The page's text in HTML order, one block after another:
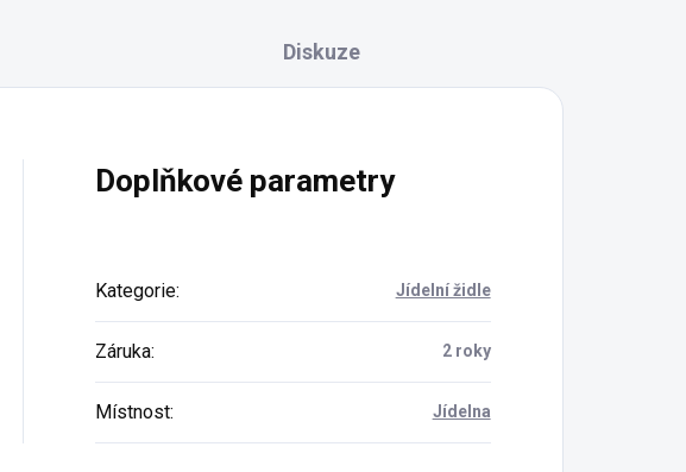
Diskuze
Doplňkové parametry
Kategorie: Jídelní židle
Záruka: 2 roky
Místnost: Jídelna